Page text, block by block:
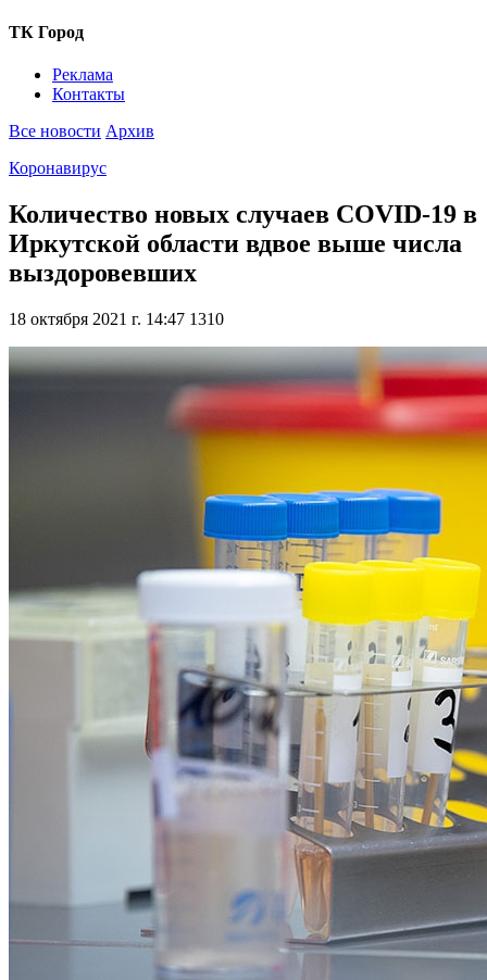
ТК Город
Реклама
Контакты
Все новости Архив
Коронавирус
Количество новых случаев COVID-19 в
Иркутской области вдвое выше числа
выздоровевших
18 октября 2021 г. 14:47 1310